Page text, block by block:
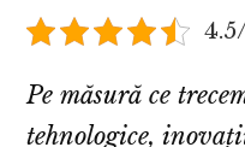
Pe măsură ce
tehnologice,